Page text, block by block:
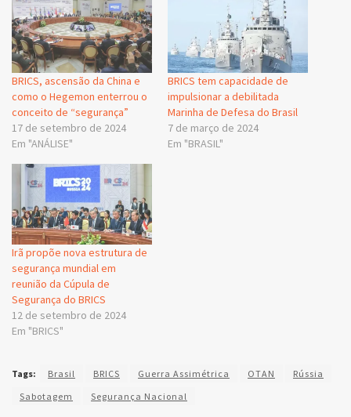
BRICS, ascensão da China e
como o Hegemon enterrou o
conceito de “segurança”
17 de setembro de 2024
Em "ANÁLISE"
BRICS tem capacidade de
impulsionar a debilitada
Marinha de Defesa do Brasil
7 de março de 2024
Em "BRASIL"
Irã propõe nova estrutura de
segurança mundial em
reunião da Cúpula de
Segurança do BRICS
12 de setembro de 2024
Em "BRICS"
Tags: Brasil BRICS Guerra Assimétrica OTAN
Rússia
Sabotagem
Segurança Nacional